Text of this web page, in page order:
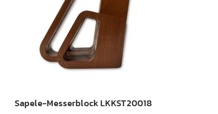
Sapele-Messerblock LKKST20018